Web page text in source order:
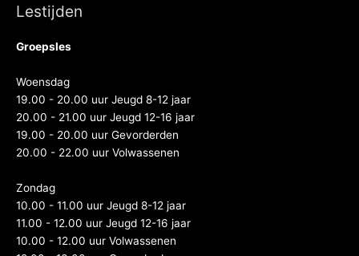
Lestijden
Groepsles
Woensdag
19.00 - 20.00 uur Jeugd 8-12 jaar
20.00 - 21.00 uur Jeugd 12-16 jaar
19.00 - 20.00 uur Gevorderden
20.00 - 22.00 uur Volwassenen
Zondag
10.00 - 11.00 uur Jeugd 8-12 jaar
11.00 - 12.00 uur Jeugd 12-16 jaar
10.00 - 12.00 uur Volwassenen